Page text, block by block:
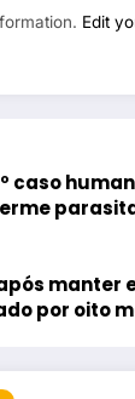
Edit
caso
manter
por oito